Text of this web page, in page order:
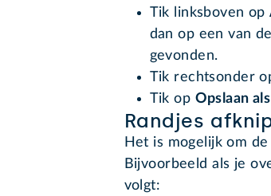
Tik linksboven op
dan op een van
gevonden.
Tik rechtsonder
Tik op Opslaan
Randjes
Het is mogelijk om
Bijvoorbeeld als je
volgt: